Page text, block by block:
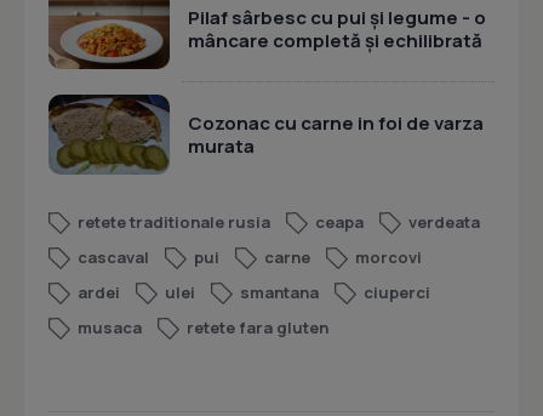
Pilaf sârbesc cu pui și legume - o
mâncare completă și echilibrată
Cozonac cu carne in foi de varza
murata
retete traditionale rusia ceapa
verdeata
cascaval
pui carne
morcovi
ardei
ulei smantana
ciuperci
musaca
retete fara gluten